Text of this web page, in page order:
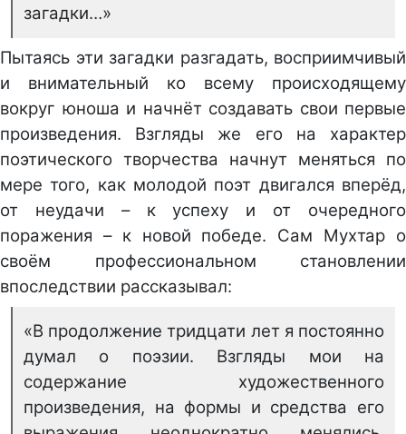
загадки…»
Пытаясь эти загадки разгадать, восприимчивый
и внимательный ко всему происходящему
вокруг юноша и начнёт создавать свои первые
произведения. Взгляды же его на характер
поэтического творчества начнут меняться по
мере того, как молодой поэт двигался вперёд,
от неудачи – к успеху и от очередного
поражения – к новой победе. Сам Мухтар о
своём профессиональном становлении
впоследствии рассказывал:
«В продолжение тридцати лет я постоянно
думал о поэзии. Взгляды мои на
содержание художественного
произведения, на формы и средства его